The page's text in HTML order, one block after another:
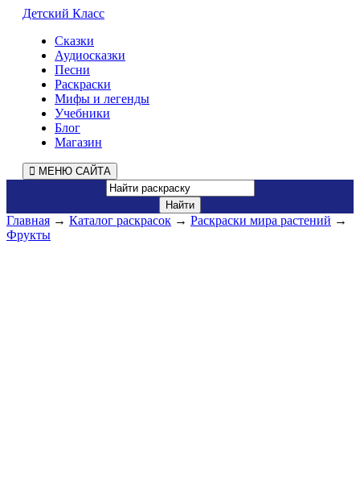
Детский Класс
Сказки
Аудиосказки
Песни
Раскраски
Мифы и легенды
Учебники
Блог
Магазин
МЕНЮ САЙТА
Главная → Каталог раскрасок → Раскраски мира растений →
Фрукты